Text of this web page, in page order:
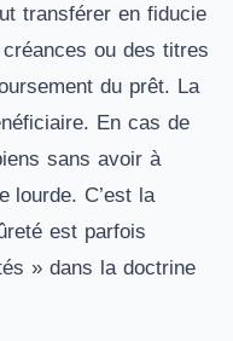
transférer en fiducie
ou des titres
du prêt. La
En cas de
sans avoir à
lourde. C’est la
est parfois
» dans la doctrine